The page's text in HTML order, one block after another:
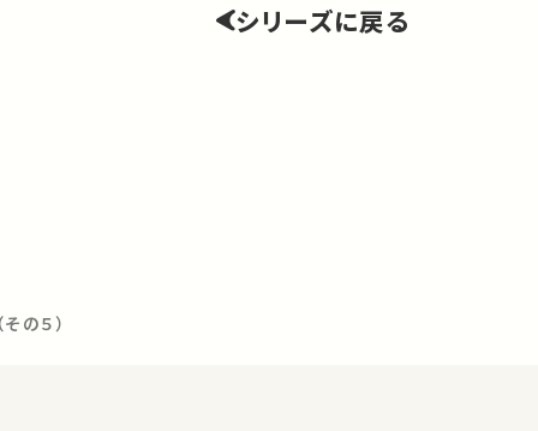
シリーズに戻る
の５）